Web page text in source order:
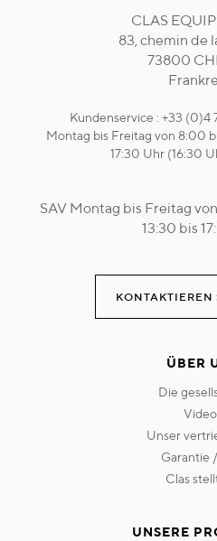
CLAS
83, chemin de
73800
Kundenservice : +33 (0)4
Montag bis Freitag von 8:00
17:30 Uhr (16:30
SAV Montag bis Freitag
13:30 bis
KONTAKTIEREN
ÜBER
die
unser
garantie
clas
UNSERE